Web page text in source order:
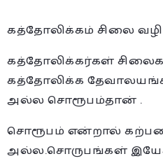
கத்தோலிக்கம் சிலை
கத்தோலிக்கர்கள்
கத்தோலிக்க
அல்ல சொரூபம்தான் .
சொரூபம் என்றால்
அல்ல.சொருபங்கள்